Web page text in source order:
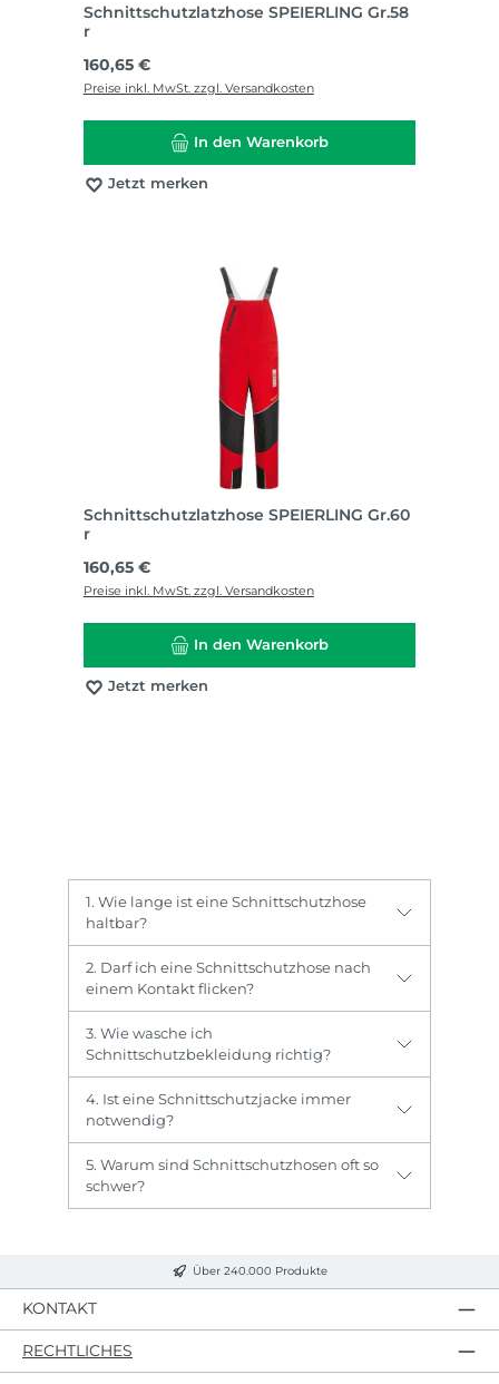
Schnittschutzlatzhose SPEIERLING Gr.58
r
Regulärer Preis:
160,65 €
Preise inkl. MwSt. zzgl. Versandkosten
In den Warenkorb
Jetzt merken
Schnittschutzlatzhose SPEIERLING Gr.60
r
Regulärer Preis:
160,65 €
Preise inkl. MwSt. zzgl. Versandkosten
In den Warenkorb
Jetzt merken
1. Wie lange ist eine Schnittschutzhose
haltbar?
2. Darf ich eine Schnittschutzhose nach
einem Kontakt flicken?
3. Wie wasche ich
Schnittschutzbekleidung richtig?
4. Ist eine Schnittschutzjacke immer
notwendig?
5. Warum sind Schnittschutzhosen oft so
schwer?
Über 240.000 Produkte
KONTAKT
RECHTLICHES